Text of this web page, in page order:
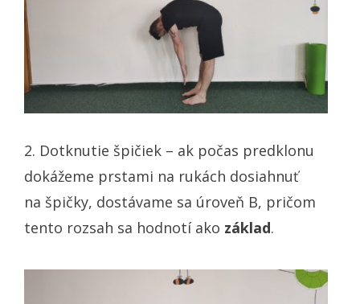
2. Dotknutie špičiek – ak počas predklonu
dokážeme prstami na rukách dosiahnuť
na špičky, dostávame sa úroveň B, pričom
tento rozsah sa hodnotí ako základ.